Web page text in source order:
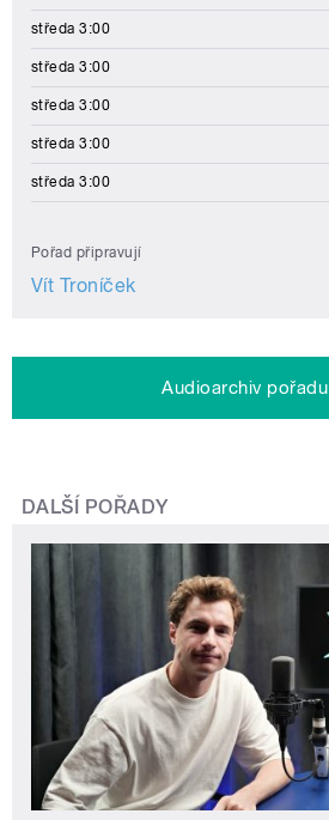
středa 3:00
středa 3:00
středa 3:00
středa 3:00
středa 3:00
Pořad připravují
Vít Troníček
Audioarchiv pořadu
DALŠÍ POŘADY